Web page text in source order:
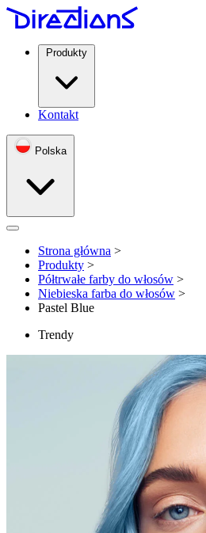
Produkty
Kontakt
Polska
Open menu
Strona główna >
Produkty >
Półtrwałe farby do włosów >
Niebieska farba do włosów >
Pastel Blue
Trendy